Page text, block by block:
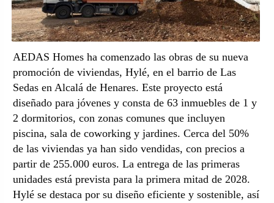
AEDAS Homes ha comenzado las obras de su nueva
promoción de viviendas, Hylé, en el barrio de Las
Sedas en Alcalá de Henares. Este proyecto está
diseñado para jóvenes y consta de 63 inmuebles de 1 y
2 dormitorios, con zonas comunes que incluyen
piscina, sala de coworking y jardines. Cerca del 50%
de las viviendas ya han sido vendidas, con precios a
partir de 255.000 euros. La entrega de las primeras
unidades está prevista para la primera mitad de 2028.
Hylé se destaca por su diseño eficiente y sostenible, así